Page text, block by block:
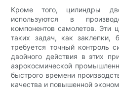
Кроме того, цилиндры
используются в
компонентов самолетов. Эти
таких задач, как заклепки,
требуется точный контроль
двойного действия в этих
аэрокосмической
быстрого времени
качества и повышенной